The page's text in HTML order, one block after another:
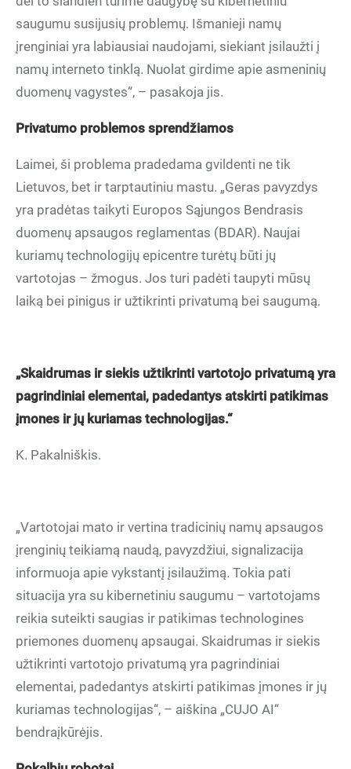
saugumu susijusių problemų. Išmanieji namų
įrenginiai yra labiausiai naudojami, siekiant įsilaužti į
namų interneto tinklą. Nuolat girdime apie asmeninių
duomenų vagystes“, – pasakoja jis.
Privatumo problemos sprendžiamos
Laimei, ši problema pradedama gvildenti ne tik
Lietuvos, bet ir tarptautiniu mastu. „Geras pavyzdys
yra pradėtas taikyti Europos Sąjungos Bendrasis
duomenų apsaugos reglamentas (BDAR). Naujai
kuriamų technologijų epicentre turėtų būti jų
vartotojas – žmogus. Jos turi padėti taupyti mūsų
laiką bei pinigus ir užtikrinti privatumą bei saugumą.
„Skaidrumas ir siekis užtikrinti vartotojo privatumą yra
pagrindiniai elementai, padedantys atskirti patikimas
įmones ir jų kuriamas technologijas.“
K. Pakalniškis.
„Vartotojai mato ir vertina tradicinių namų apsaugos
įrenginių teikiamą naudą, pavyzdžiui, signalizacija
informuoja apie vykstantį įsilaužimą. Tokia pati
situacija yra su kibernetiniu saugumu – vartotojams
reikia suteikti saugias ir patikimas technologines
priemones duomenų apsaugai. Skaidrumas ir siekis
užtikrinti vartotojo privatumą yra pagrindiniai
elementai, padedantys atskirti patikimas įmones ir jų
kuriamas technologijas“, – aiškina „CUJO AI“
bendraįkūrėjis.